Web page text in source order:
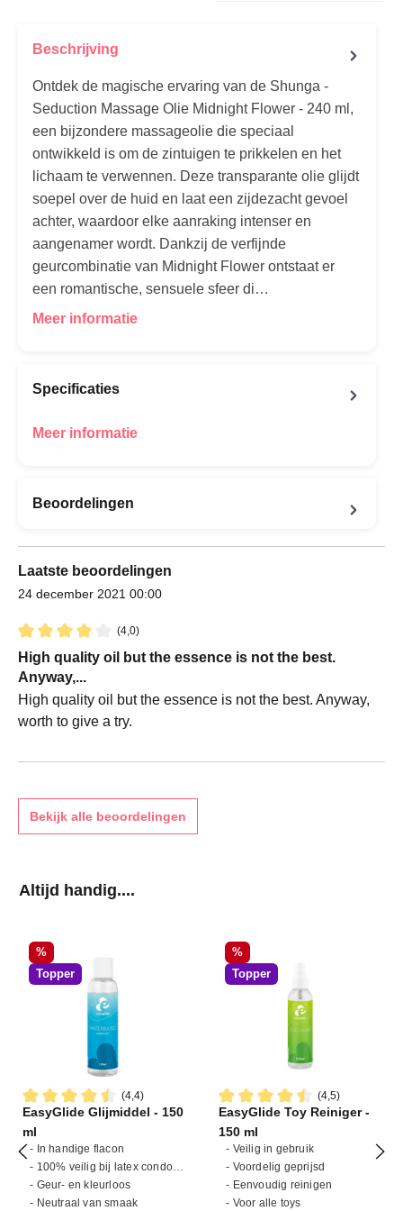
Beschrijving
Ontdek de magische ervaring van de Shunga -
Seduction Massage Olie Midnight Flower - 240 ml,
een bijzondere massageolie die speciaal
ontwikkeld is om de zintuigen te prikkelen en het
lichaam te verwennen. Deze transparante olie glijdt
soepel over de huid en laat een zijdezacht gevoel
achter, waardoor elke aanraking intenser en
aangenamer wordt. Dankzij de verfijnde
geurcombinatie van Midnight Flower ontstaat er
een romantische, sensuele sfeer di…
Meer informatie
Specificaties
Meer informatie
Beoordelingen
Laatste beoordelingen
24 december 2021 00:00
(4,0)
Recensie met een waardering van 4 van de 5 sterren
High quality oil but the essence is not the best.
Anyway,...
High quality oil but the essence is not the best. Anyway,
worth to give a try.
Bekijk alle beoordelingen
Productgalerij overslaan
Altijd handig....
Korting
%
Topper
(4,4)
Gemiddelde waardering van 4.4 van 5 sterren
EasyGlide Glijmiddel - 150
ml
- In handige flacon
- 100% veilig bij latex condooms
- Geur- en kleurloos
- Neutraal van smaak
Korting
%
Topper
(4,5)
Gemiddelde waardering van
EasyGlide Toy Reiniger -
150 ml
- Veilig in gebruik
- Voordelig geprijsd
- Eenvoudig reinigen
- Voor alle toys